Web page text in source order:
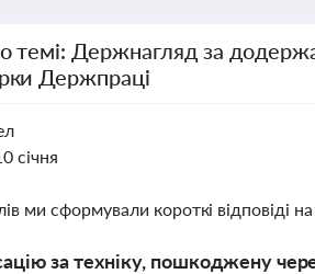
темі: Держнагляд за
Держпраці
січня
ми сформували короткі відповіді
за техніку, пошкоджену